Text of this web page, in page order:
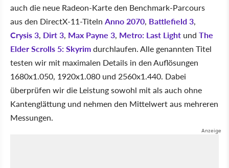
auch die neue Radeon-Karte den Benchmark-Parcours
aus den DirectX-11-Titeln Anno 2070, Battlefield 3,
Crysis 3, Dirt 3, Max Payne 3, Metro: Last Light und The
Elder Scrolls 5: Skyrimdurchlaufen. Alle genannten Titel
testen wir mit maximalen Details in den Auflösungen
1680x1.050, 1920x1.080 und 2560x1.440. Dabei
überprüfen wir die Leistung sowohl mit als auch ohne
Kantenglättung und nehmen den Mittelwert aus mehreren
Messungen.